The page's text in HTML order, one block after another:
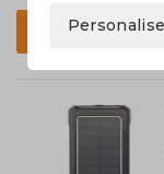
Filter